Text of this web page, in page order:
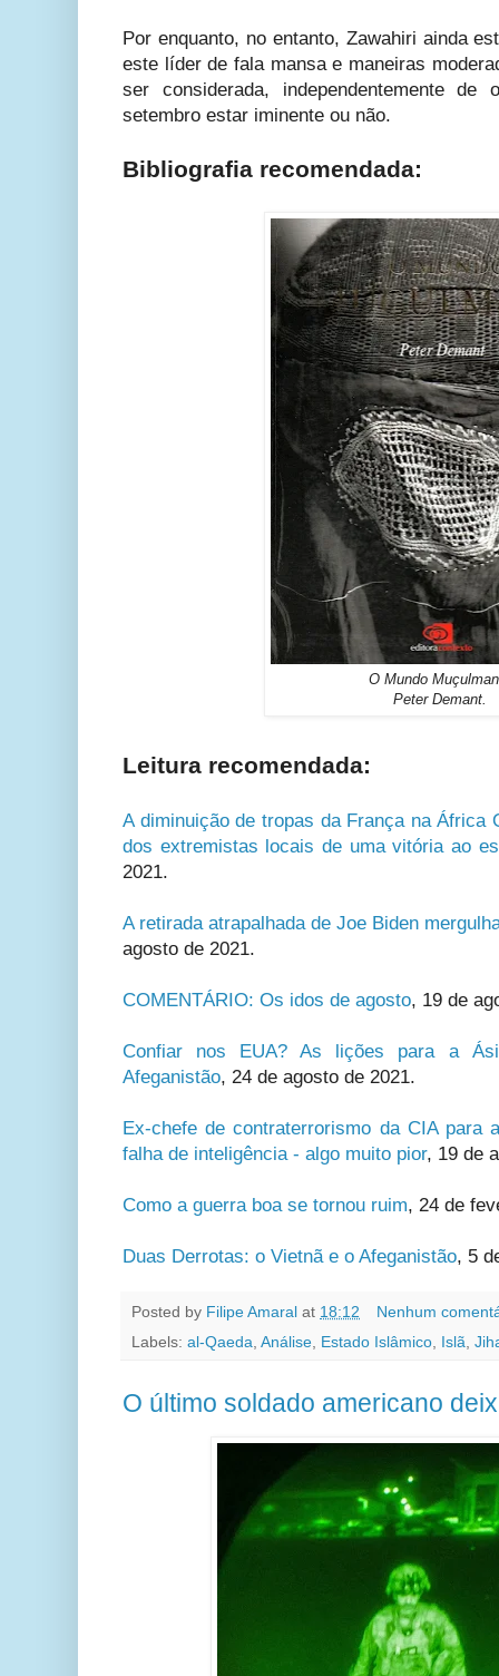
Por enquanto, no entanto, Zawahiri ainda
este líder de fala mansa e maneiras
ser considerada, independentemente
setembro estar iminente ou não.
Bibliografia recomendada:
O Mundo
Peter Demant.
Leitura recomendada:
A diminuição de tropas da França na África
dos extremistas locais de uma vitória ao
2021.
A retirada atrapalhada de Joe Biden
agosto de 2021.
COMENTÁRIO: Os idos de agosto, 19 de
Confiar nos EUA? As lições para a
Afeganistão, 24 de agosto de 2021.
Ex-chefe de contraterrorismo da CIA para
falha de inteligência - algo muito pior, 19 de
Como a guerra boa se tornou ruim, 24 de
Duas Derrotas: o Vietnã e o Afeganistão, 5
Posted by Filipe Amaral at 18:12
Nenhum
Labels: al-Qaeda, Análise, Estado Islâmico, Islã,
O último soldado americano